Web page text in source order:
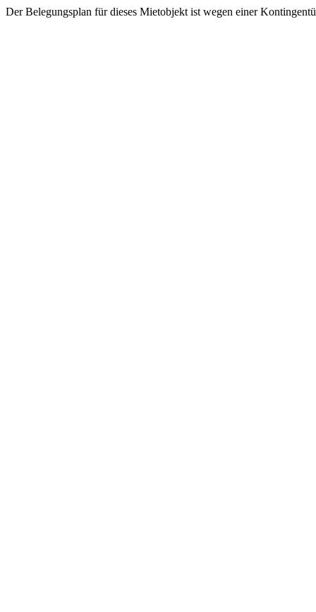
Der Belegungsplan für dieses Mietobjekt ist wegen einer